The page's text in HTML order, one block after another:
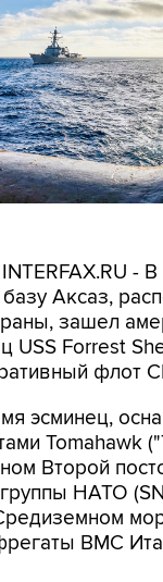
-
Аксаз,
зашел
USS Forrest
флот
эсминец,
Tomahawk
Второй
НАТО
ВМС